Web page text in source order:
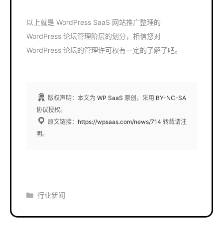
以上就是 WordPress SaaS 网站推广整理的
WordPress 论坛管理阶层的划分，相信您对
WordPress 论坛的管理许可权有一定的了解了吧。
版权声明：本文为 WP SaaS 原创，采用 BY-NC-SA
协议授权。
原文链接： https://wpsaas.com/news/714 转载请注
明。
分
行业新闻